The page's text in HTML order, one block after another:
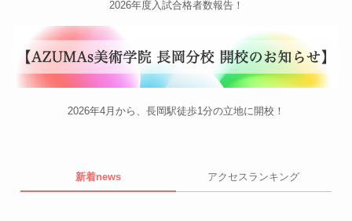
2026年度入試合格者数報告！
2026年4月から、長岡駅徒歩1分の立地に開校！
新着news アクセスランキング